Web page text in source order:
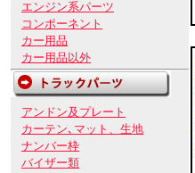
エンジン系パーツ
コンポーネント
カー用品
カー用品以外
アンドン及プレート
カーテン､マット、生地
ナンバー枠
バイザー類